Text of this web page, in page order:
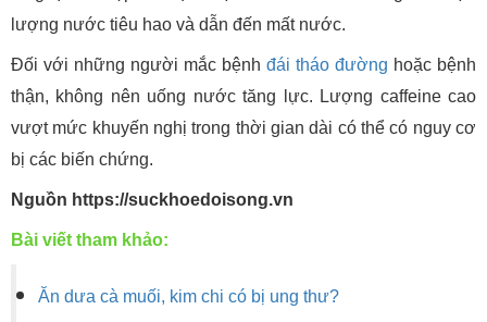
lượng nước tiêu hao và dẫn đến mất nước.
Đối với những người mắc bệnh đái tháo đường hoặc bệnh
thận, không nên uống nước tăng lực. Lượng caffeine cao
vượt mức khuyến nghị trong thời gian dài có thể có nguy cơ
bị các biến chứng.
Nguồn https://suckhoedoisong.vn
Bài viết tham khảo:
Ăn dưa cà muối, kim chi có bị ung thư?